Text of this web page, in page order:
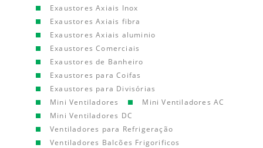
Exaustores Axiais Inox
Exaustores Axiais fibra
Exaustores Axiais aluminio
Exaustores Comerciais
Exaustores de Banheiro
Exaustores para Coifas
Exaustores para Divisórias
Mini Ventiladores
Mini Ventiladores AC
Mini Ventiladores DC
Ventiladores para Refrigeração
Ventiladores Balcões Frigorificos